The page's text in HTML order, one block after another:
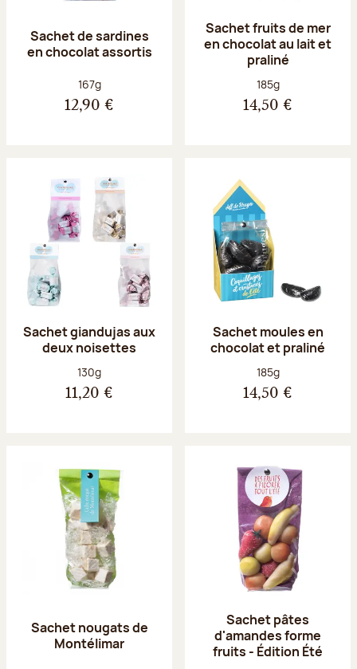
Sachet de sardines
en chocolat assortis
Poids net :
167g
12,90 €
Sachet fruits de mer
en chocolat au lait et
praliné
Poids net :
185g
14,50 €
Sachet giandujas aux
deux noisettes
Poids net :
130g
11,20 €
Sachet moules en
chocolat et praliné
Poids net :
185g
14,50 €
Sachet nougats de
Montélimar
Sachet pâtes
d'amandes forme
fruits - Édition Été